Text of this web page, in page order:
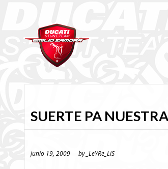
SUERTE PA
junio 19, 2009 by _LeYRe_LiS